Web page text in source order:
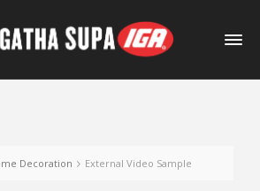
Decoration External Video Sample